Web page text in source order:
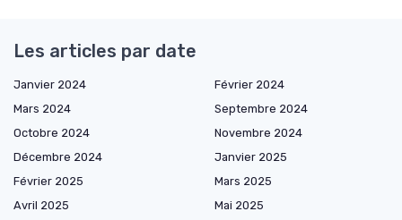
Les articles par date
Janvier 2024
Février 2024
Mars 2024
Septembre 2024
Octobre 2024
Novembre 2024
Décembre 2024
Janvier 2025
Février 2025
Mars 2025
Avril 2025
Mai 2025